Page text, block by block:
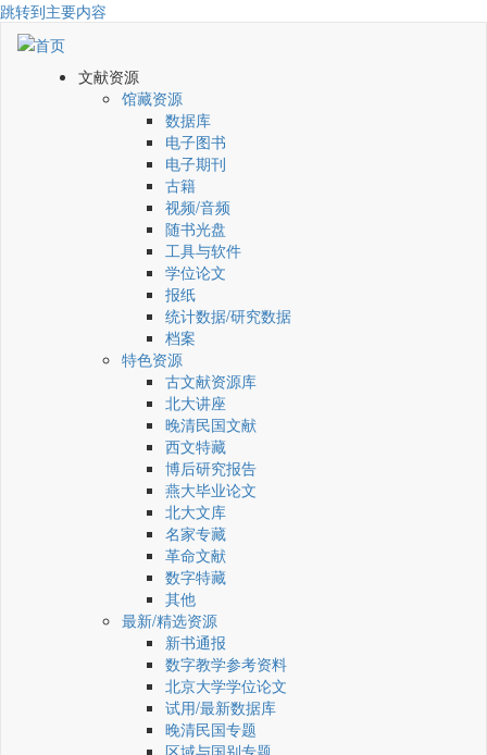
跳转到主要内容
文献资源
馆藏资源
数据库
电子图书
电子期刊
古籍
视频/音频
随书光盘
工具与软件
学位论文
报纸
统计数据/研究数据
档案
特色资源
古文献资源库
北大讲座
晚清民国文献
西文特藏
博后研究报告
燕大毕业论文
北大文库
名家专藏
革命文献
数字特藏
其他
最新/精选资源
新书通报
数字教学参考资料
北京大学学位论文
试用/最新数据库
晚清民国专题